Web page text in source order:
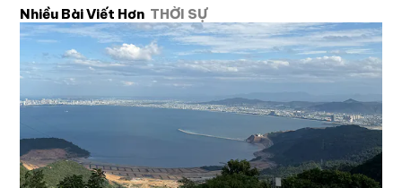
Nhiều Bài Viết Hơn THỜI SỰ